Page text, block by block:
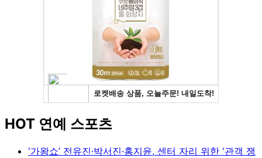
HOT 연예 스포츠
'가왕쇼’ 전유진·박서진·홍지윤, 센터 자리 위한 '관객 쟁